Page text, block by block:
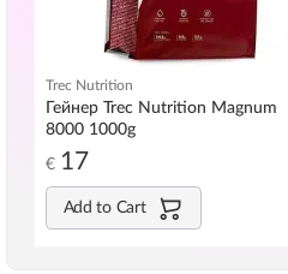
Trec Nutrition
Гейнер Trec Nutrition Magnum
8000 1000g
€ 17
Add to Cart